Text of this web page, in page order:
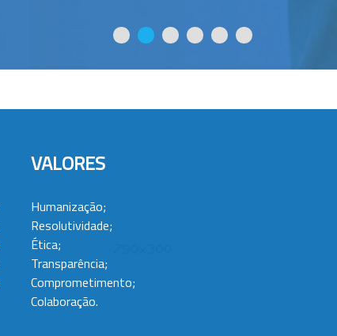
VALORES
Humanização;
Resolutividade;
Ética;
Transparência;
Comprometimento;
Colaboração.